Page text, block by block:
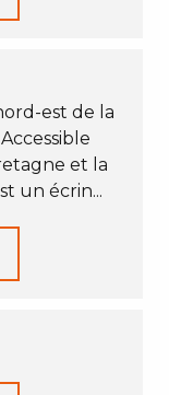
est de la
et la
un écrin...